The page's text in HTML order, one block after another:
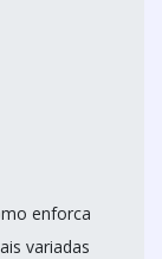
enforca
variadas